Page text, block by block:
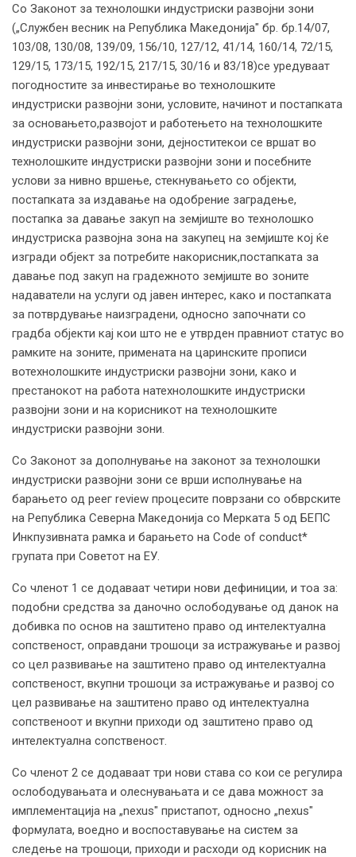
Со Законот за технолошки индустриски развојни зони
(„Службен весник на Република Македонија" бр. бр.14/07,
103/08, 130/08, 139/09, 156/10, 127/12, 41/14, 160/14, 72/15,
129/15, 173/15, 192/15, 217/15, 30/16 и 83/18)се уредуваат
погодностите за инвестирање во технолошките
индустриски развојни зони, условите, начинот и постапката
за основањето,развојот и работењето на технолошките
индустриски развојни зони, дејноститекои се вршат во
технолошките индустриски развојни зони и посебните
услови за нивно вршење, стекнувањето со објекти,
постапката за издавање на одобрение заградење,
постапка за давање закуп на земјиште во технолошко
индустриска развојна зона на закупец на земјиште кој ќе
изгради објект за потребите накорисник,постапката за
давање под закуп на градежното земјиште во зоните
надаватели на услуги од јавен интерес, како и постапката
за потврдување наизградени, односно започнати со
градба објекти кај кои што не е утврден правниот статус во
рамките на зоните, примената на царинските прописи
вотехнолошките индустриски развојни зони, како и
престанокот на работа натехнолошките индустриски
развојни зони и на корисникот на технолошките
индустриски развојни зони.
Со Законот за дополнување на законот за технолошки
индустриски развојни зони се врши исполнување на
барањето од реег review процесите поврзани со обврските
на Република Северна Македонија со Мерката 5 од БЕПС
Инкпузивната рамка и барањето на Code of conduct*
групата при Советот на ЕУ.
Со членот 1 се додаваат четири нови дефиниции, и тоа за:
подобни средства за даночно ослободување од данок на
добивка по основ на заштитено право од интелектуална
сопственост, оправдани трошоци за истражување и развој
со цел развивање на заштитено право од интелектуална
сопственост, вкупни трошоци за истражување и развој со
цел развивање на заштитено право од интелектуална
сопственоот и вкупни приходи од заштитено право од
интелектуална сопственост.
Со членот 2 се додаваат три нови става со кои се регулира
ослободувањата и олеснувањата и се дава можност за
имплементација на „nexus" пристапот, односно „nexus"
формулата, воедно и воспоставување на систем за
следење на трошоци, приходи и расходи од корисник на